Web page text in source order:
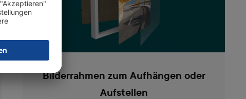
Bilderrahmen zum Aufhängen oder
Aufstellen